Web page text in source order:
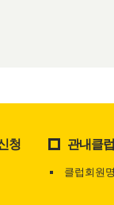
청 관내클
클럽회원